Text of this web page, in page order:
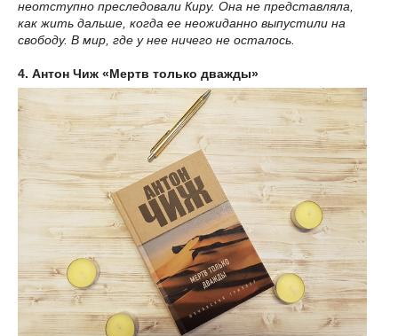
неотступно преследовали Киру. Она не представляла,
как жить дальше, когда ее неожиданно выпустили на
свободу. В мир, где у нее ничего не осталось.
4. Антон Чиж «Мертв только дважды»